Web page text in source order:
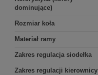
dominujące)
Rozmiar koła
Materiał ramy
Zakres regulacja siodełka
Zakres regulacji kierownicy